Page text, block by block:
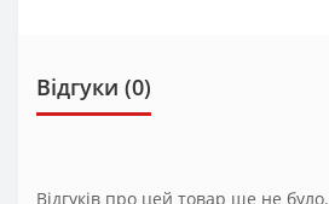
Відгуки (0)
Відгуків про цей товар ще не було.